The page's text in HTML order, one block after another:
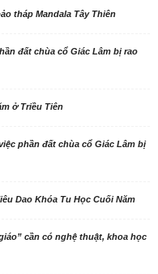
tháp Mandala Tây Thiên
đất chùa cổ Giác Lâm bị rao
ở Triều Tiên
phần đất chùa cổ Giác Lâm bị
Dao Khóa Tu Học Cuối Năm
cần có nghệ thuật, khoa học